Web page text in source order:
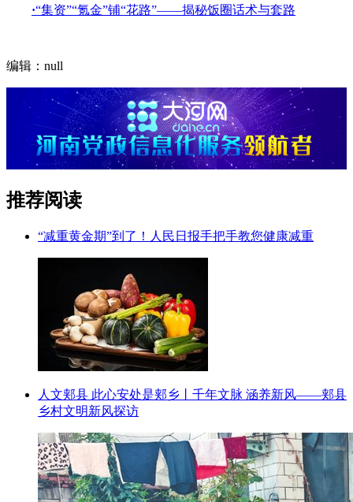
·“集资”“氪金”铺“花路”——揭秘饭圈话术与套路
编辑：null
推荐阅读
“减重黄金期”到了！人民日报手把手教您健康减重
人文郏县 此心安处是郏乡丨千年文脉 涵养新风——郏县
乡村文明新风探访